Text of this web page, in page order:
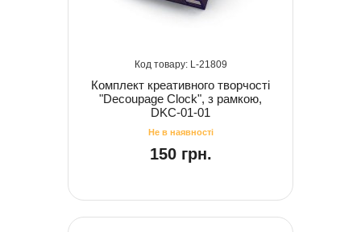
21809
Комплект креативного творчості
"Decoupage Clock", з рамкою,
DKC-01-01
150 грн.